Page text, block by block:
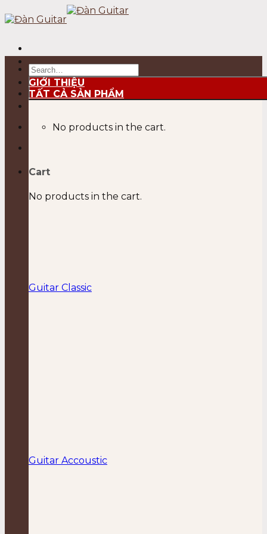
to
Search
for:
No products in the cart.
Cart
No products in the cart.
GIỚI THIỆU
TẤT CẢ SẢN PHẨM
Guitar Classic
Guitar Accoustic